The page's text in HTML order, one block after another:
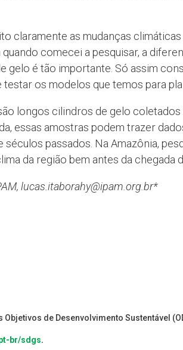
claramente as mudanças
comecei a pesquisar, a
gelo é tão importante. Só assim
testar os modelos que temos para
longos cilindros de gelo
essas amostras podem trazer
passados. Na Amazônia,
da região bem antes da chegada
lucas.itaborahy@ipam.org.br*
de Desenvolvimento Sustentável
br/sdgs.